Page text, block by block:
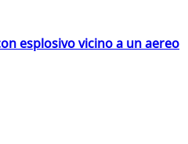
esplosivo vicino a un aereo